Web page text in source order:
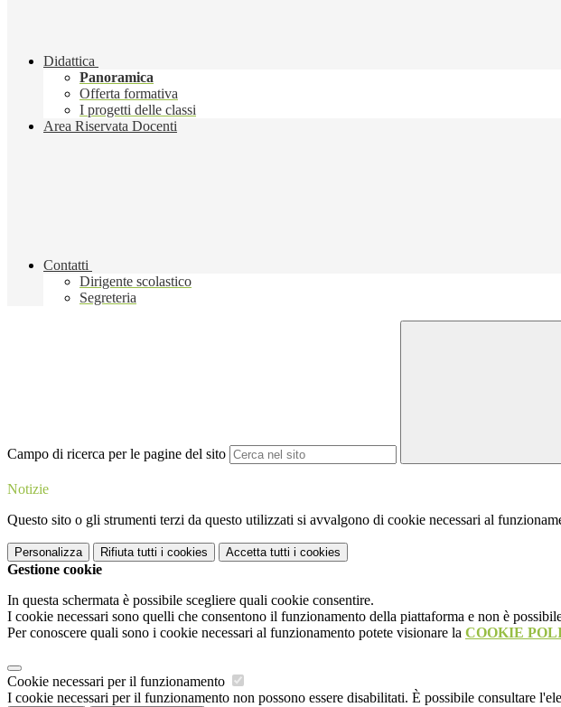
Didattica
Panoramica
Offerta formativa
I progetti delle classi
Area Riservata Docenti
Contatti
Dirigente scolastico
Segreteria
Campo di ricerca per le pagine del sito
Notizie
Questo sito o gli strumenti terzi da questo utilizzati si avvalgono di cookie necessari al
Personalizza Rifiuta tutti i cookies Accetta tutti i cookies
Gestione cookie
In questa schermata è possibile scegliere quali cookie consentire.
I cookie necessari sono quelli che consentono il funzionamento della piattaforma e non è
Per conoscere quali sono i cookie necessari al funzionamento potete visionare la COOKIE
Cookie necessari per il funzionamento
I cookie necessari per il funzionamento non possono essere disabilitati. È possibile consultare